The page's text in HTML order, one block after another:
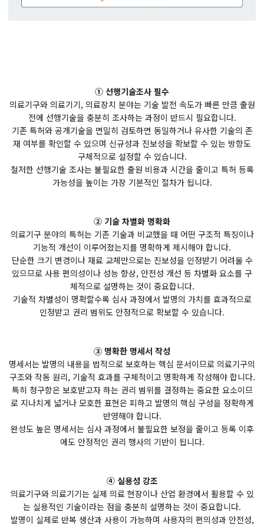
① 선행기술조사 필수
의료기구와 의료기기, 의료장치 분야는 기술 발전 속도가 빠른 만큼 출원
전에 선행기술을 충분히 조사하는 과정이 반드시 필요합니다.
기존 특허와 공개기술을 면밀히 검토하면 동일하거나 유사한 기술의 존
재 여부를 확인할 수 있으며 신규성과 진보성을 확보할 수 있는 방향도
구체적으로 설정할 수 있습니다.
철저한 선행기술 조사는 불필요한 출원 비용과 시간을 줄이고 특허 등록
가능성을 높이는 가장 기본적인 절차가 됩니다.
② 기술 차별화 명확화
의료기구 분야의 특허는 기존 기술과 비교했을 때 어떤 구조적 특징이나
기능적 개선이 이루어졌는지를 명확하게 제시해야 합니다.
단순한 크기 변경이나 재료 교체만으로는 진보성을 인정받기 어려울 수
있으므로 사용 편의성이나 성능 향상, 안전성 개선 등 차별화 요소를 구
체적으로 설명하는 것이 중요합니다.
기술적 차별성이 명확할수록 심사 과정에서 발명의 가치를 효과적으로
인정받고 권리 범위도 안정적으로 확보할 수 있습니다.
③ 명확한 명세서 작성
명세서는 발명의 내용을 법적으로 보호하는 핵심 문서이므로 의료기구의
구조와 작동 원리, 기술적 효과를 구체적이고 명확하게 작성해야 합니다.
특히 청구항은 보호받고자 하는 권리 범위를 결정하는 중요한 요소이므
로 지나치게 넓거나 모호한 표현은 피하고 발명의 핵심 구성을 정확하게
반영해야 합니다.
완성도 높은 명세서는 심사 과정에서 불필요한 보정을 줄이고 등록 이후
에도 안정적인 권리 행사의 기반이 됩니다.
④ 실용성 강조
의료기구와 의료기기는 실제 의료 현장이나 산업 환경에서 활용할 수 있
는 실용적인 기술이라는 점을 충분히 설명하는 것이 중요합니다.
발명이 실제로 반복 생산과 사용이 가능하며 사용자의 편의성과 안전성,